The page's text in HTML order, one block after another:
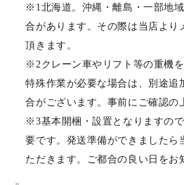
※1北海道。沖縄・離島・一部地
合があります。その際は当店より
頂きます。
※2クレーン車やリフト等の重機
特殊作業が必要な場合は、別途追
合がございます。事前にご確認の
※3基本開梱・設置となりますの
要です。発送準備ができましたら
ただきます。ご都合の良い日をお